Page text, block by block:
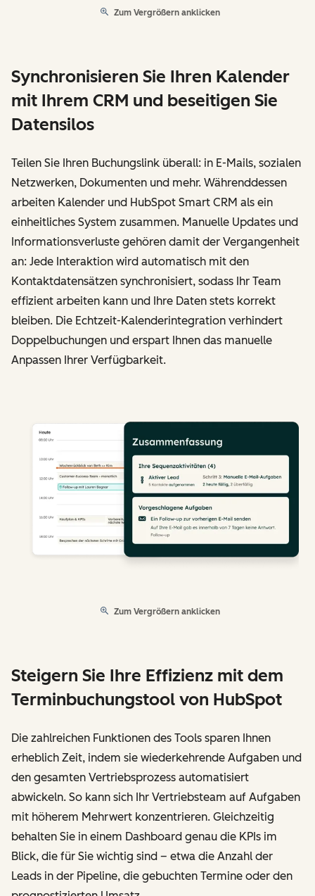
Zum Vergrößern anklicken
Synchronisieren Sie Ihren Kalender
mit Ihrem CRM und beseitigen Sie
Datensilos
Teilen Sie Ihren Buchungslink überall: in E-Mails, sozialen
Netzwerken, Dokumenten und mehr. Währenddessen
arbeiten Kalender und HubSpot Smart CRM als ein
einheitliches System zusammen. Manuelle Updates und
Informationsverluste gehören damit der Vergangenheit
an: Jede Interaktion wird automatisch mit den
Kontaktdatensätzen synchronisiert, sodass Ihr Team
effizient arbeiten kann und Ihre Daten stets korrekt
bleiben. Die Echtzeit-Kalenderintegration verhindert
Doppelbuchungen und erspart Ihnen das manuelle
Anpassen Ihrer Verfügbarkeit.
Zum Vergrößern anklicken
Steigern Sie Ihre Effizienz mit dem
Terminbuchungstool von HubSpot
Die zahlreichen Funktionen des Tools sparen Ihnen
erheblich Zeit, indem sie wiederkehrende Aufgaben und
den gesamten Vertriebsprozess automatisiert
abwickeln. So kann sich Ihr Vertriebsteam auf Aufgaben
mit höherem Mehrwert konzentrieren. Gleichzeitig
behalten Sie in einem Dashboard genau die KPIs im
Blick, die für Sie wichtig sind – etwa die Anzahl der
Leads in der Pipeline, die gebuchten Termine oder den